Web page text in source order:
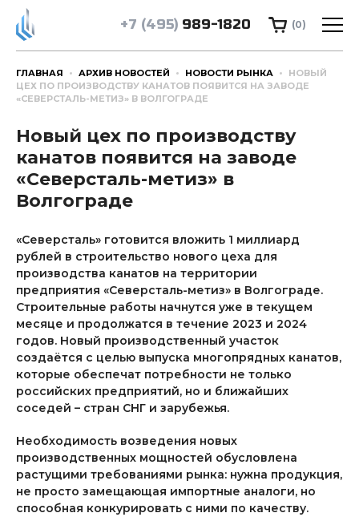
+7 (495) 989-1820 (0)
ГЛАВНАЯ АРХИВ НОВОСТЕЙ НОВОСТИ РЫНКА
НОВЫЙ
ЦЕХ ПО ПРОИЗВОДСТВУ КАНАТОВ ПОЯВИТСЯ НА ЗАВОДЕ
«СЕВЕРСТАЛЬ-МЕТИЗ» В ВОЛГОГРАДЕ
Новый цех по производству
канатов появится на заводе
«Северсталь-метиз» в
Волгограде
«Северсталь» готовится вложить 1 миллиард
рублей в строительство нового цеха для
производства канатов на территории
предприятия «Северсталь-метиз» в Волгограде.
Строительные работы начнутся уже в текущем
месяце и продолжатся в течение 2023 и 2024
годов. Новый производственный участок
создаётся с целью выпуска многопрядных канатов,
которые обеспечат потребности не только
российских предприятий, но и ближайших
соседей – стран СНГ и зарубежья.
Необходимость возведения новых
производственных мощностей обусловлена
растущими требованиями рынка: нужна продукция,
не просто замещающая импортные аналоги, но
способная конкурировать с ними по качеству.